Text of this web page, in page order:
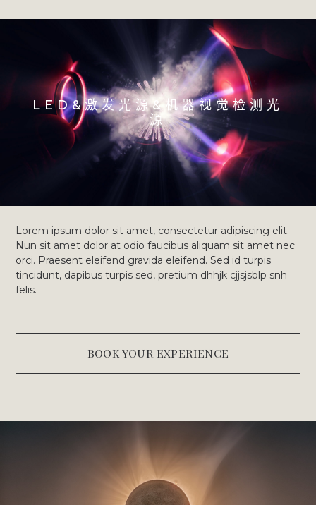
LED&激发光源&机器视觉检测光
源
Lorem ipsum dolor sit amet, consectetur adipiscing elit.
Nun sit amet dolor at odio faucibus aliquam sit amet nec
orci. Praesent eleifend gravida eleifend. Sed id turpis
tincidunt, dapibus turpis sed, pretium dhhjk cjjsjsblp snh
felis.
BOOK YOUR EXPERIENCE